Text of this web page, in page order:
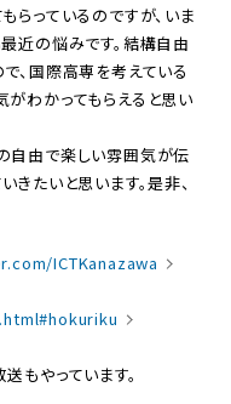
らっているのですが、いま
近の悩みです。結構自由
、国際高専を考えている
わかってもらえると思い
自由で楽しい雰囲気が伝
たいと思います。是非、
ICTKanazawa
もやっています。